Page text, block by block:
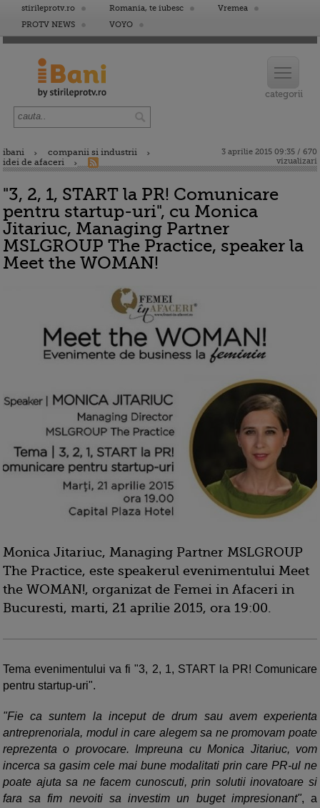
stirileprotv.ro Romania, te iubesc
Vremea
PROTV NEWS
VOYO
ibani
companii si industrii
idei de afaceri
3 aprilie 2015 09:35 / 670
vizualizari
"3, 2, 1, START la PR! Comunicare
pentru startup-uri", cu Monica
Jitariuc, Managing Partner
MSLGROUP The Practice, speaker la
Meet the WOMAN!
Monica Jitariuc, Managing Partner MSLGROUP
The Practice, este speakerul evenimentului Meet
the WOMAN!, organizat de Femei in Afaceri in
Bucuresti, marti, 21 aprilie 2015, ora 19:00.
Tema evenimentului va fi "3, 2, 1, START la PR! Comunicare
pentru startup-uri".
"Fie ca suntem la inceput de drum sau avem experienta
antreprenoriala, modul in care alegem sa ne promovam poate
reprezenta o provocare. Impreuna cu Monica Jitariuc, vom
incerca sa gasim cele mai bune modalitati prin care PR-ul ne
poate ajuta sa ne facem cunoscuti, prin solutii inovatoare si
fara sa fim nevoiti sa investim un buget impresionant", a